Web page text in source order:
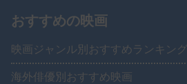
おすすめの映画
映画ジャンル別おすすめランキング
海外俳優別おすすめ映画